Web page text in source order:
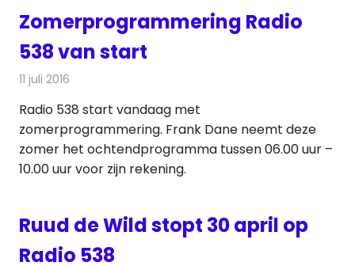
Zomerprogrammering Radio
538 van start
11 juli 2016
Radio 538 start vandaag met
zomerprogrammering. Frank Dane neemt deze
zomer het ochtendprogramma tussen 06.00 uur –
10.00 uur voor zijn rekening.
Ruud de Wild stopt 30 april op
Radio 538